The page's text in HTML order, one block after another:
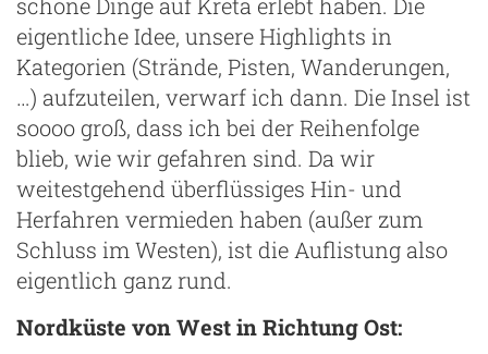
eigentliche Idee, unsere Highlights in
Kategorien (Strände, Pisten, Wanderungen,
…) aufzuteilen, verwarf ich dann. Die Insel ist
soooo groß, dass ich bei der Reihenfolge
blieb, wie wir gefahren sind. Da wir
weitestgehend überflüssiges Hin- und
Herfahren vermieden haben (außer zum
Schluss im Westen), ist die Auflistung also
eigentlich ganz rund.
Nordküste von West in Richtung Ost: